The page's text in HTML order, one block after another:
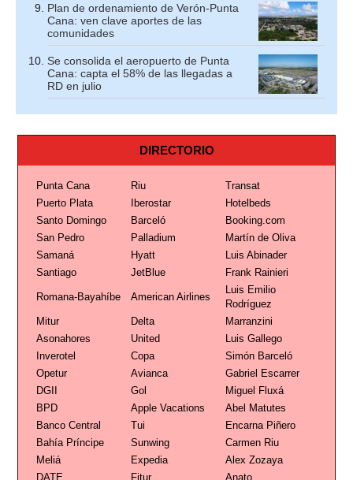
Plan de ordenamiento de Verón-Punta
Cana: ven clave aportes de las
comunidades
Se consolida el aeropuerto de Punta
Cana: capta el 58% de las llegadas a
RD en julio
DIRECTORIO
Punta Cana Riu
Transat
Puerto Plata
Iberostar
Hotelbeds
Santo Domingo
Barceló
Booking.com
San Pedro
Palladium
Martín de Oliva
Samaná
Hyatt
Luis Abinader
Santiago
JetBlue Frank Rainieri
Romana-Bayahíbe American Airlines
Luis Emilio
Rodríguez
Mitur
Delta
Marranzini
Asonahores
United
Luis Gallego
Inverotel
Copa
Simón Barceló
Opetur
Avianca
Gabriel Escarrer
DGII
Gol
Miguel Fluxá
BPD
Apple Vacations
Abel Matutes
Banco Central
Tui
Encarna Piñero
Bahía Príncipe
Sunwing
Carmen Riu
Meliá
Expedia
Alex Zozaya
DATE
Fitur Anato